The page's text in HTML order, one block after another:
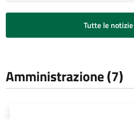
Tutte le notizie
Amministrazione (7)